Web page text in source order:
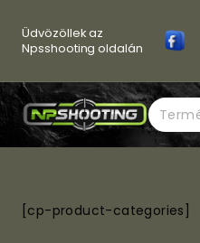
content
Üdvözöllek az
Npsshooting oldalán
Keresés
a
[cp-product-categories]